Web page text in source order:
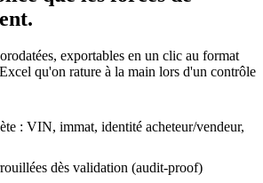
exportables en un clic au format
qu'on rature à la main lors d'un contrôle
: VIN, immat, identité acheteur/vendeur,
dès validation (audit-proof)